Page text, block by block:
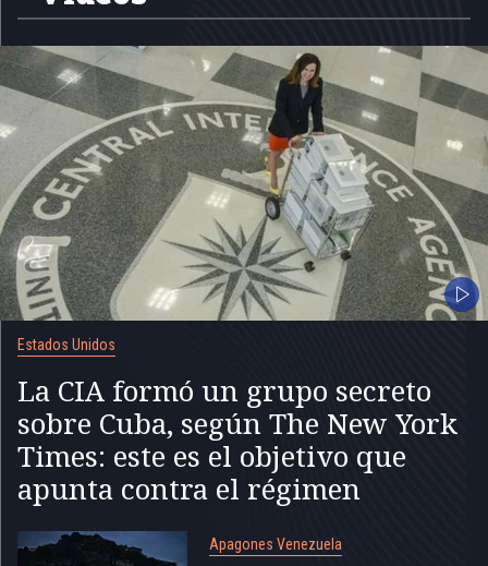
Estados Unidos
La CIA formó un grupo secreto
sobre Cuba, según The New York
Times: este es el objetivo que
apunta contra el régimen
Apagones Venezuela